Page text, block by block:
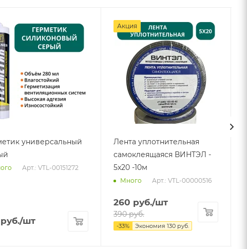
универсальный
Арт.: VTL-00151272
руб./шт
Акция
Лента уплотнительная
самоклеящаяся ВИНТЭЛ -
5х20 -10м
Много Арт.: VTL-00000516
260 руб./шт
390руб.
-33% Экономия 130 руб.